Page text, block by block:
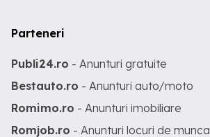
Parteneri
Publi24.ro - Anunturi gratuite
Bestauto.ro - Anunturi auto/moto
Romimo.ro - Anunturi imobiliare
Romjob.ro - Anunturi locuri de munca